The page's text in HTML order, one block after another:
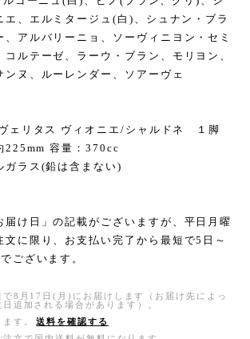
エ、エルミタージュ(白)、シュナン・ブラ
、アルバリーニョ、ソーヴィニヨン・セミ
コルテーゼ、ラーウ・ブラン、モリヨン、
ンヌ、ルーレンダー、ソアーヴェ
ェリタス ヴィオニエ/シャルドネ １脚
225mm 容量：370cc
ガラス(鉛は含まない)
け日」の記載がございますが、平日月曜
文に限り、お支払い完了から最短で5日～
ございます。
8月17日(月)にお届けします（お届け先によっ
追加される場合があります）。
す。
送料を確認する